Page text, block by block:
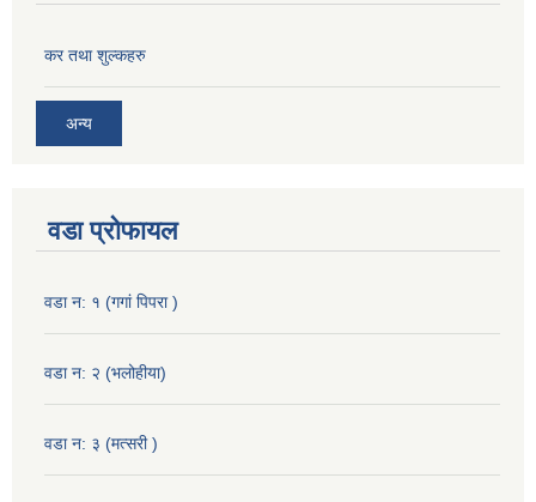
कर तथा शुल्कहरु
अन्य
वडा प्रोफायल
वडा न: १ (गगां पिपरा )
वडा न: २ (भलोहीया)
वडा न: ३ (मत्सरी )